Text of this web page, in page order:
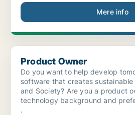
Mere info
Product Owner
Product Owner
Do you want to help develop
software that creates
and Society? Are you a product
technology background and
.